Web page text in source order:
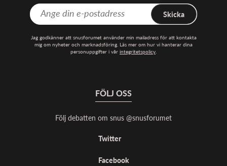
Skicka
Jag godkänner att snusforumet använder min mailadress för att kontakta
mig om nyheter och marknadsföring. Läs mer om hur vi hanterar dina
personuppgifter i vår integritetspolicy.
FÖLJ OSS
Följ debatten om snus @snusforumet
Twitter
Facebook